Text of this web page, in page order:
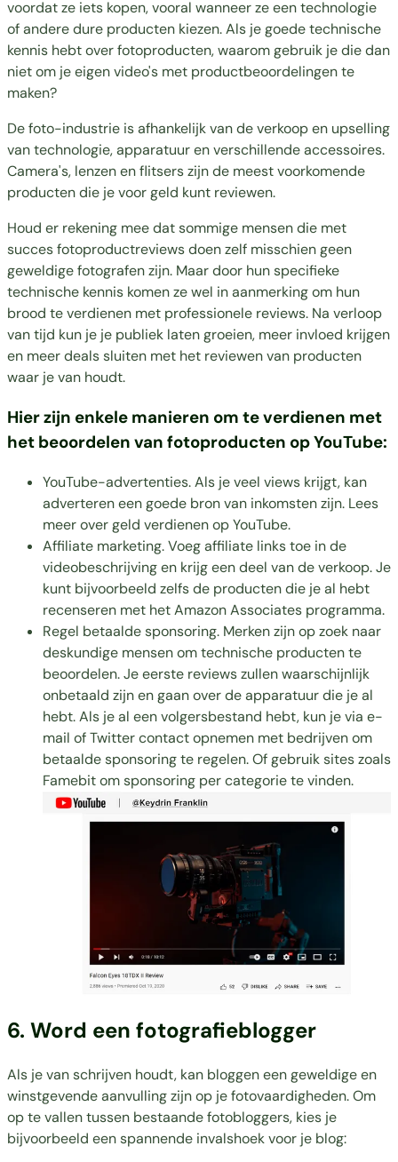
voordat ze iets kopen, vooral wanneer ze een technologie
of andere dure producten kiezen. Als je goede technische
kennis hebt over fotoproducten, waarom gebruik je die dan
niet om je eigen video's met productbeoordelingen te
maken?
De foto-industrie is afhankelijk van de verkoop en upselling
van technologie, apparatuur en verschillende accessoires.
Camera's, lenzen en flitsers zijn de meest voorkomende
producten die je voor geld kunt reviewen.
Houd er rekening mee dat sommige mensen die met
succes fotoproductreviews doen zelf misschien geen
geweldige fotografen zijn. Maar door hun specifieke
technische kennis komen ze wel in aanmerking om hun
brood te verdienen met professionele reviews. Na verloop
van tijd kun je je publiek laten groeien, meer invloed krijgen
en meer deals sluiten met het reviewen van producten
waar je van houdt.
Hier zijn enkele manieren om te verdienen met
het beoordelen van fotoproducten op YouTube:
YouTube-advertenties. Als je veel views krijgt, kan
adverteren een goede bron van inkomsten zijn. Lees
meer over geld verdienen op YouTube.
Affiliate marketing. Voeg affiliate links toe in de
videobeschrijving en krijg een deel van de verkoop. Je
kunt bijvoorbeeld zelfs de producten die je al hebt
recenseren met het Amazon Associates programma.
Regel betaalde sponsoring. Merken zijn op zoek naar
deskundige mensen om technische producten te
beoordelen. Je eerste reviews zullen waarschijnlijk
onbetaald zijn en gaan over de apparatuur die je al
hebt. Als je al een volgersbestand hebt, kun je via e-
mail of Twitter contact opnemen met bedrijven om
betaalde sponsoring te regelen. Of gebruik sites zoals
Famebit om sponsoring per categorie te vinden.
6. Word een fotografieblogger
Als je van schrijven houdt, kan bloggen een geweldige en
winstgevende aanvulling zijn op je fotovaardigheden. Om
op te vallen tussen bestaande fotobloggers, kies je
bijvoorbeeld een spannende invalshoek voor je blog: